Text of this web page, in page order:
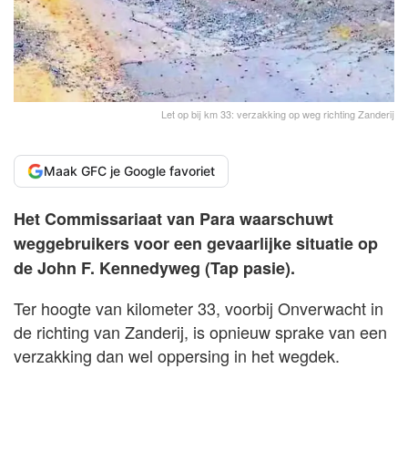
Let op bij km 33: verzakking op weg richting Zanderij
Maak GFC je Google favoriet
Het Commissariaat van Para waarschuwt
weggebruikers voor een gevaarlijke situatie op
de John F. Kennedyweg (Tap pasie).
Ter hoogte van kilometer 33, voorbij Onverwacht in
de richting van Zanderij, is opnieuw sprake van een
verzakking dan wel oppersing in het wegdek.